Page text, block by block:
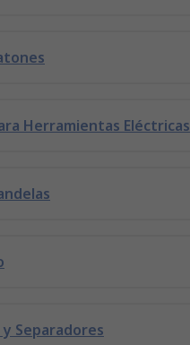
Herramientas Eléctricas
y Separadores